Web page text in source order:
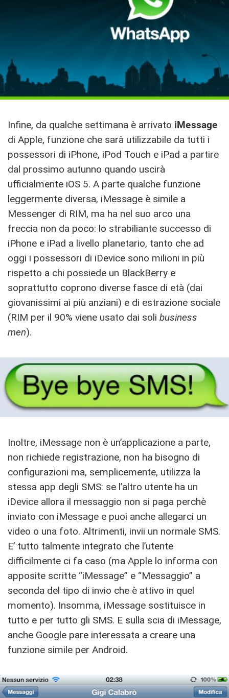
Infine, da qualche settimana è arrivato iMessage
di Apple, funzione che sarà utilizzabile da tutti i
possessori di iPhone, iPod Touch e iPad a partire
dal prossimo autunno quando uscirà
ufficialmente iOS 5. A parte qualche funzione
leggermente diversa, iMessage è simile a
Messenger di RIM, ma ha nel suo arco una
freccia non da poco: lo strabiliante successo di
iPhone e iPad a livello planetario, tanto che ad
oggi i possessori di iDevice sono milioni in più
rispetto a chi possiede un BlackBerry e
soprattutto coprono diverse fasce di età (dai
giovanissimi ai più anziani) e di estrazione sociale
(RIM per il 90% viene usato dai soli business
men).
Inoltre, iMessage non è un’applicazione a parte,
non richiede registrazione, non ha bisogno di
configurazioni ma, semplicemente, utilizza la
stessa app degli SMS: se l’altro utente ha un
iDevice allora il messaggio non si paga perchè
inviato con iMessage e puoi anche allegarci un
video o una foto. Altrimenti, invii un normale SMS.
E’ tutto talmente integrato che l’utente
difficilmente ci fa caso (ma Apple lo informa con
apposite scritte “iMessage” e “Messaggio” a
seconda del tipo di invio che è attivo in quel
momento). Insomma, iMessage sostituisce in
tutto e per tutto gli SMS. E sulla scia di iMessage,
anche Google pare interessata a creare una
funzione simile per Android.